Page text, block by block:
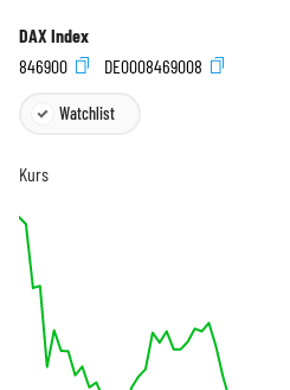
DAX Index
846900
DE0008469008
Watchlist
Kurs